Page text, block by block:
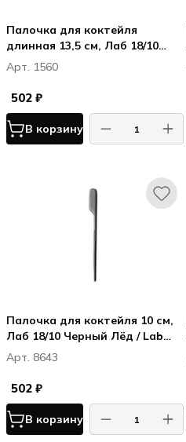
Палочка для коктейля
длинная 13,5 см, Лаб 18/10
Винтаж Медный / Lab 18/10
Vintage Copper
Арт. 1560
502 ₽
В корзину
Палочка для коктейля 10 см,
Лаб 18/10 Черный Лёд / Lab
18/10 Ice Black
Арт. 8643
502 ₽
В корзину